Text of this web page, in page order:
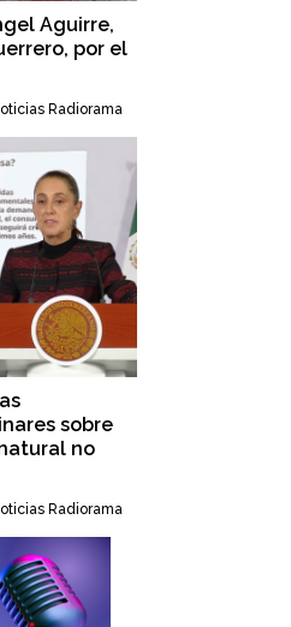
Aguirre,
por el
Radiorama
sobre
no
Radiorama